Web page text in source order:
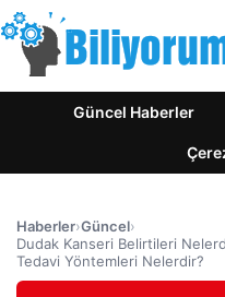
Güncel Haberler
Haberler›Güncel›
Dudak Kanseri Belirtileri
Tedavi Yöntemleri Nelerdir?